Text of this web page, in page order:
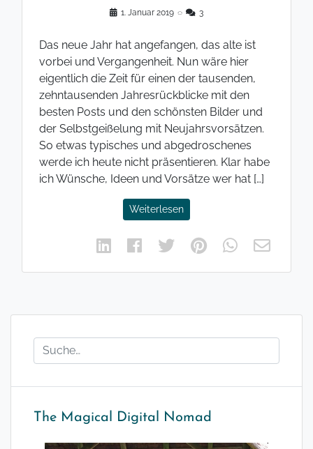
1. Januar 2019 ◌ 3
Das neue Jahr hat angefangen, das alte ist
vorbei und Vergangenheit. Nun wäre hier
eigentlich die Zeit für einen der tausenden,
zehntausenden Jahresrückblicke mit den
besten Posts und den schönsten Bilder und
der Selbstgeißelung mit Neujahrsvorsätzen.
So etwas typisches und abgedroschenes
werde ich heute nicht präsentieren. Klar habe
ich Wünsche, Ideen und Vorsätze wer hat […]
Weiterlesen
The Magical Digital Nomad